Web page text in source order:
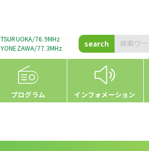
TSURUOKA/76.9MHz
YONEZAWA/77.3MHz search
プログラム インフォメーション